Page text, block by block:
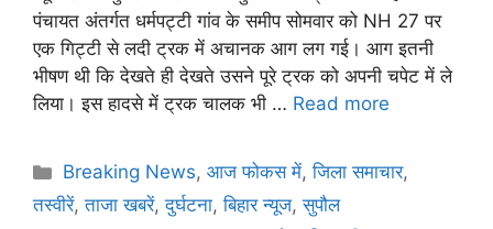
पंचायत अंतर्गत धर्मपट्टी गांव के समीप सोमवार को NH 27 पर
एक गिट्टी से लदी ट्रक में अचानक आग लग गई। आग इतनी
भीषण थी कि देखते ही देखते उसने पूरे ट्रक को अपनी चपेट में ले
लिया। इस हादसे में ट्रक चालक भी … Read more
Breaking News,आज फोकस में,जिला समाचार,
तस्वीरें,ताजा खबरें,दुर्घटना,बिहार न्यूज,सुपौल